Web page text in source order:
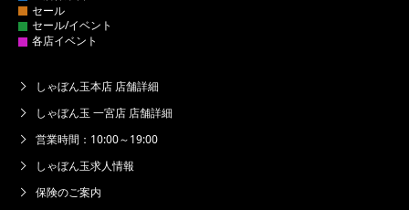
しゃぼん玉本店 店舗詳細
しゃぼん玉 一宮店 店舗詳細
営業時間：10:00～19:00
しゃぼん玉求人情報
保険のご案内